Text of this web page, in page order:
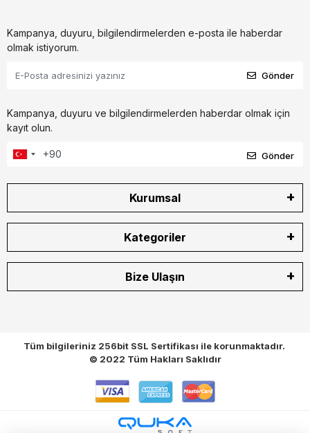
Kampanya, duyuru, bilgilendirmelerden e-posta ile haberdar
olmak istiyorum.
Gönder
Kampanya, duyuru ve bilgilendirmelerden haberdar olmak için
kayıt olun.
Gönder
Kurumsal
Kategoriler
Bize Ulaşın
Tüm bilgileriniz 256bit SSL Sertifikası ile korunmaktadır.
© 2022 Tüm Hakları Saklıdır